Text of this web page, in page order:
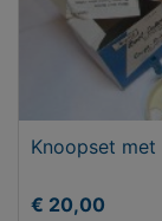
€ 20,00